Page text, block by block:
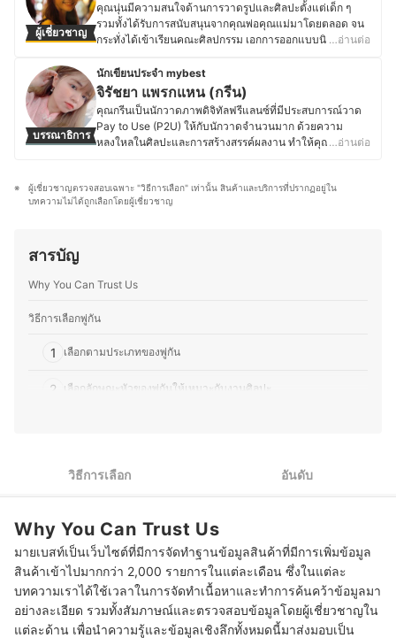
ผู้เชี่ยวชาญ
คุณนุ่นมีความสนใจด้านการวาดรูปและศิลปะตั้งแต่เด็ก ๆ
รวมทั้งได้รับการสนับสนุนจากคุณพ่อคุณแม่มาโดยตลอด จน
กระทั่งได้เข้าเรียนคณะศิลปกรรม เอกการออกแบบนิเทศศิลป์
ประสบการณ์ทำงานในด้านนี้มาเรื่อย ๆ หลังจากเรียนจบ โดย
เริ่มต้นจากการเป็นครูสอนศิลปะตามโรงเรียน เป็นติวเตอร์
ศิลปะและการออกแบบให้กับเด็กเล็กเพื่อฝึกสมาธิและ
พัฒนาการ รวมไปถึงการสอนศิลปะเพื่อเตรียมสอบเข้า และอีก
หนึ่งบทบาทของคุณนุ่นคือเป็นนักออกแบบภายใน โดยมี
ประสบการณ์การทำงานที่บริษัทออกแบบอยู่หลายแห่ง
แห่ง อีกทั้งยังเป็นเจ้าของบริษัทออกแบบภายใน Macabury
Group Partnership Limited ที่รับออกแบบและจำหน่ายวัสดุ
…อ่านต่อ
บรรณาธิการ
นักเขียนประจำ mybest
จิรัชยา แพรกแหน (กรีน)
คุณกรีนเป็นนักวาดภาพดิจิทัลฟรีแลนซ์ที่มีประสบการณ์วาด
Pay to Use (P2U) ให้กับนักวาดจำนวนมาก ด้วยความ
หลงใหลในศิลปะและการสร้างสรรค์ผลงาน ทำให้คุณกรีนมุ่
กรีนจึงมีโอกาสทดลองใช้อุปกรณ์ต่าง ๆ มากมาย ไม่ว่าจะเป็น
แท็บเล็ตกราฟิก สไตลัส ปากกาวาดรูป จอแสดงผลสำหรับ
ซอฟต์แวร์ศิลปะดิจิทัล เช่น โปรแกรมยอดนิยมอย่าง Clip
สร้างสรรค์งานศิลปะเป็นไปอย่างราบรื่นอีกด้วย อีกทั้งคุณกรีน
บทความวิธีการเลือกสินค้าและคำแนะนำ ที่เข้าใจง่าย ช่วยให้
ตัวเองได้ดีที่สุด
…อ่านต่อ
ผู้เชี่ยวชาญตรวจสอบเฉพาะ "วิธีการเลือก" เท่านั้น สินค้าและบริการที่ปรากฏอยู่ใน
บทความไม่ได้ถูกเลือกโดยผู้เชี่ยวชาญ
สารบัญ
Why You Can Trust Us
วิธีการเลือกพู่กัน
1 เลือกตามประเภทของพู่กัน
2 เลือกลักษณะหัวของพู่กันให้เหมาะกับงานศิลปะ
วิธีการเลือก อันดับ
Why You Can Trust Us
มายเบสท์เป็นเว็บไซต์ที่มีการจัดทำฐานข้อมูลสินค้าที่มีการเพิ่มข้อมูล
สินค้าเข้าไปมากกว่า 2,000 รายการในแต่ละเดือน ซึ่งในแต่ละ
บทความเราได้ใช้เวลาในการจัดทำเนื้อหาและทำการค้นคว้าข้อมูลมา
อย่างละเอียด รวมทั้งสัมภาษณ์และตรวจสอบข้อมูลโดยผู้เชี่ยวชาญใน
แต่ละด้าน เพื่อนำความรู้และข้อมูลเชิงลึกทั้งหมดนี้มาส่งมอบเป็น